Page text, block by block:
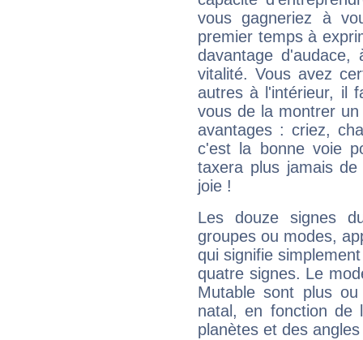
vous gagneriez à
premier temps à
davantage
vitalité. Vous avez
autres à l'intérieur, il
vous de la montrer
avantages : criez,
c'est la bonne voie
taxera plus jamais
joie !
Les douze signes
groupes ou modes,
qui signifie
quatre signes. Le
Mutable sont plus
natal, en fonction de
planètes et des